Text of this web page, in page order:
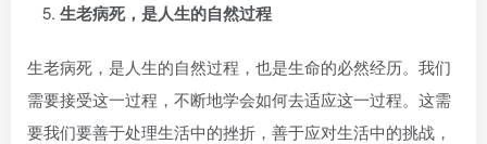
生老病死，是人生的自然过程
生老病死，是人生的自然过程，也是生命的必然经历。我们
需要接受这一过程，不断地学会如何去适应这一过程。这需
要我们要善于处理生活中的挫折，善于应对生活中的挑战，